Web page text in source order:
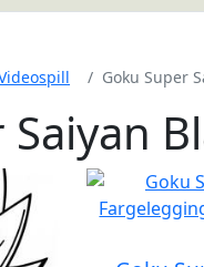
Goku Super
Saiyan